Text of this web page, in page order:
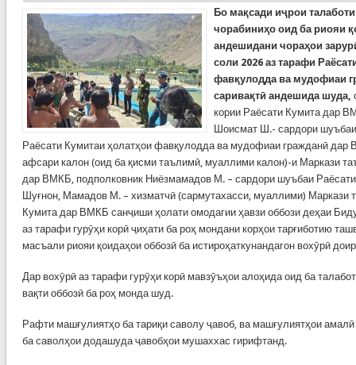
Бо мақсади иҷрои
чорабиниҳо оид ба риояи
андешидани чораҳои
соли 2026 аз тарафи
фавқулодда ва мудофиаи
саривақтӣ андешида шуда,
кории Раёсати Кумита дар
Шоисмат Ш.- сардори
Раёсати Кумитаи ҳолатҳои фавқулодда ва мудофиаи гражданӣ дар
афсари калон (оид ба қисми таълимӣ, муаллими калон)-и Маркази
дар ВМКБ, подполковник Ниёзмамадов М. – сардори шуъбаи
Шуғнон, Мамадов М. – хизматчӣ (сармутахасси, муаллими) Маркази
Кумита дар ВМКБ санҷиши ҳолати омодагии ҳавзи оббози деҳаи
аз тарафи гурӯҳи корӣ ҷиҳати ба роҳ мондани корҳои тарғиботию
масъали риояи қоидаҳои оббозӣ ба истироҳаткунандагон вохӯрӣ
Дар вохӯрӣ аз тарафи гурӯҳи корӣ мавзӯъҳои алоҳида оид ба
вақти оббозӣ ба роҳ монда шуд.
Рафти машғулиятҳо ба тариқи саволу ҷавоб, ва машғулиятҳои
ба саволҳои додашуда ҷавобҳои мушаххас гирифтанд.